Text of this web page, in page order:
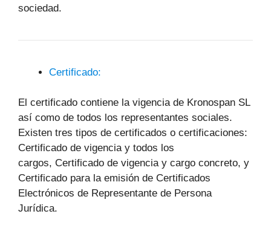
sociedad.
Certificado:
El certificado contiene la vigencia de Kronospan SL
así como de todos los representantes sociales.
Existen tres tipos de certificados o certificaciones:
Certificado de vigencia y todos los
cargos, Certificado de vigencia y cargo concreto, y
Certificado para la emisión de Certificados
Electrónicos de Representante de Persona
Jurídica.